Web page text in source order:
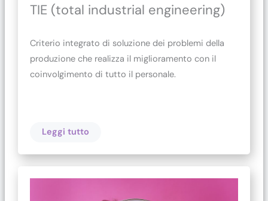
TIE (total industrial engineering)
Criterio integrato di soluzione dei problemi della
produzione che realizza il miglioramento con il
coinvolgimento di tutto il personale.
Leggi tutto